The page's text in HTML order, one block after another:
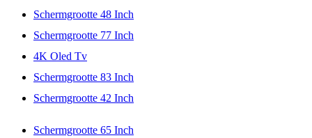
Schermgrootte 48 Inch
Schermgrootte 77 Inch
4K Oled Tv
Schermgrootte 83 Inch
Schermgrootte 42 Inch
Schermgrootte 65 Inch